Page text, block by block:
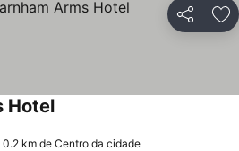
Partilhar
Hotel
0.2 km de Centro da cidade